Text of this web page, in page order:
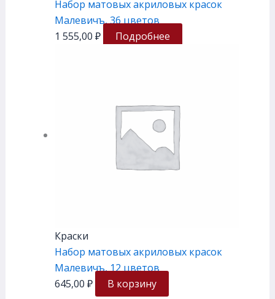
Набор матовых акриловых красок
Малевичъ, 36 цветов
1 555,00 ₽ Подробнее
Краски
Набор матовых акриловых красок
Малевичъ, 12 цветов
645,00 ₽ В корзину